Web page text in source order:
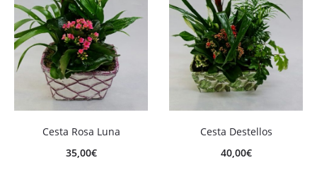
Cesta Rosa Luna
35,00€
Cesta Destellos
40,00€